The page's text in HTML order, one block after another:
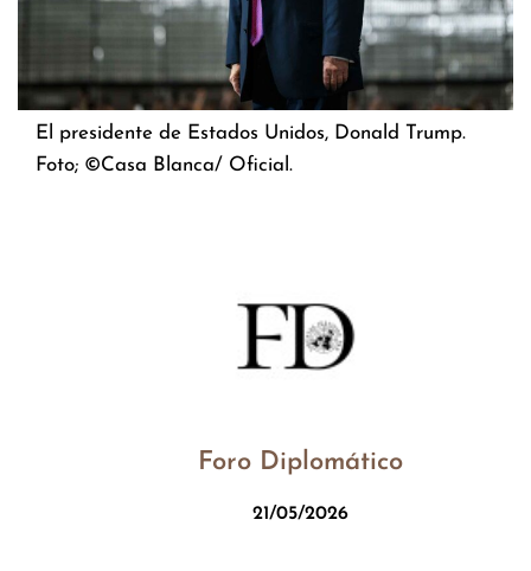
El presidente de Estados Unidos, Donald Trump.
Foto; ©Casa Blanca/ Oficial.
Foro Diplomático
21/05/2026